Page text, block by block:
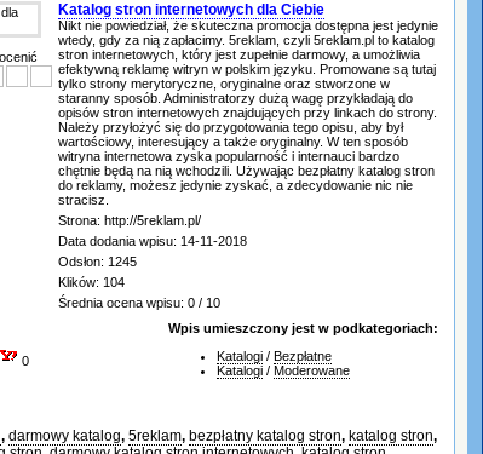
Katalog stron internetowych dla Ciebie
Nikt nie powiedział, że skuteczna promocja dostępna jest jedynie
wtedy, gdy za nią zapłacimy. 5reklam, czyli 5reklam.pl to katalog
stron internetowych, który jest zupełnie darmowy, a umożliwia
efektywną reklamę witryn w polskim języku. Promowane są tutaj
tylko strony merytoryczne, oryginalne oraz stworzone w
staranny sposób. Administratorzy dużą wagę przykładają do
opisów stron internetowych znajdujących przy linkach do strony.
Należy przyłożyć się do przygotowania tego opisu, aby był
wartościowy, interesujący a także oryginalny. W ten sposób
witryna internetowa zyska popularność i internauci bardzo
chętnie będą na nią wchodzili. Używając bezpłatny katalog stron
do reklamy, możesz jedynie zyskać, a zdecydowanie nic nie
stracisz.
Strona: http://5reklam.pl/
Data dodania wpisu: 14-11-2018
Odsłon: 1245
Klików: 104
Średnia ocena wpisu: 0 / 10
0
Wpis umieszczony jest w podkategoriach:
Katalogi / Bezpłatne
Katalogi / Moderowane
, darmowy katalog, 5reklam, bezpłatny katalog stron, katalog stron,